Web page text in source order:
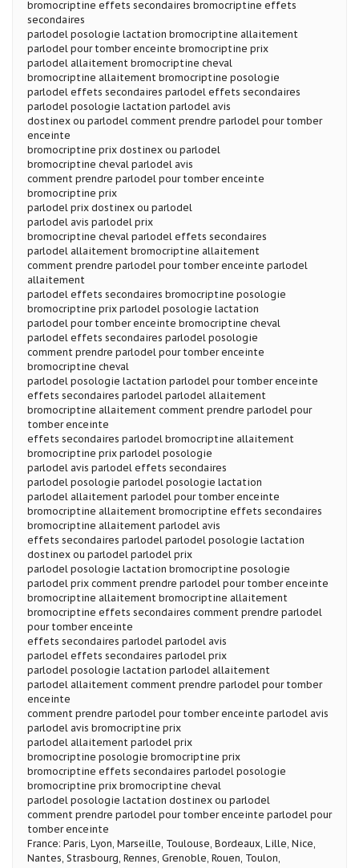
bromocriptine effets secondaires bromocriptine effets
secondaires
parlodel posologie lactation bromocriptine allaitement
parlodel pour tomber enceinte bromocriptine prix
parlodel allaitement bromocriptine cheval
bromocriptine allaitement bromocriptine posologie
parlodel effets secondaires parlodel effets secondaires
parlodel posologie lactation parlodel avis
dostinex ou parlodel comment prendre parlodel pour tomber
enceinte
bromocriptine prix dostinex ou parlodel
bromocriptine cheval parlodel avis
comment prendre parlodel pour tomber enceinte
bromocriptine prix
parlodel prix dostinex ou parlodel
parlodel avis parlodel prix
bromocriptine cheval parlodel effets secondaires
parlodel allaitement bromocriptine allaitement
comment prendre parlodel pour tomber enceinte parlodel
allaitement
parlodel effets secondaires bromocriptine posologie
bromocriptine prix parlodel posologie lactation
parlodel pour tomber enceinte bromocriptine cheval
parlodel effets secondaires parlodel posologie
comment prendre parlodel pour tomber enceinte
bromocriptine cheval
parlodel posologie lactation parlodel pour tomber enceinte
effets secondaires parlodel parlodel allaitement
bromocriptine allaitement comment prendre parlodel pour
tomber enceinte
effets secondaires parlodel bromocriptine allaitement
bromocriptine prix parlodel posologie
parlodel avis parlodel effets secondaires
parlodel posologie parlodel posologie lactation
parlodel allaitement parlodel pour tomber enceinte
bromocriptine allaitement bromocriptine effets secondaires
bromocriptine allaitement parlodel avis
effets secondaires parlodel parlodel posologie lactation
dostinex ou parlodel parlodel prix
parlodel posologie lactation bromocriptine posologie
parlodel prix comment prendre parlodel pour tomber enceinte
bromocriptine allaitement bromocriptine allaitement
bromocriptine effets secondaires comment prendre parlodel
pour tomber enceinte
effets secondaires parlodel parlodel avis
parlodel effets secondaires parlodel prix
parlodel posologie lactation parlodel allaitement
parlodel allaitement comment prendre parlodel pour tomber
enceinte
comment prendre parlodel pour tomber enceinte parlodel avis
parlodel avis bromocriptine prix
parlodel allaitement parlodel prix
bromocriptine posologie bromocriptine prix
bromocriptine effets secondaires parlodel posologie
bromocriptine prix bromocriptine cheval
parlodel posologie lactation dostinex ou parlodel
comment prendre parlodel pour tomber enceinte parlodel pour
tomber enceinte
France: Paris, Lyon, Marseille, Toulouse, Bordeaux, Lille, Nice,
Nantes, Strasbourg, Rennes, Grenoble, Rouen, Toulon,